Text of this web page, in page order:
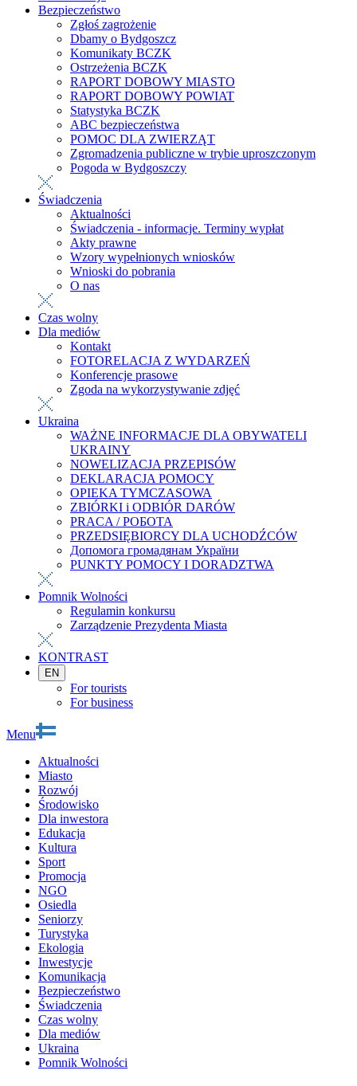
Bezpieczeństwo
Zgłoś zagrożenie
Dbamy o Bydgoszcz
Komunikaty BCZK
Ostrzeżenia BCZK
RAPORT DOBOWY MIASTO
RAPORT DOBOWY POWIAT
Statystyka BCZK
ABC bezpieczeństwa
POMOC DLA ZWIERZĄT
Zgromadzenia publiczne w trybie uproszczonym
Pogoda w Bydgoszczy
Świadczenia
Aktualności
Świadczenia - informacje. Terminy wypłat
Akty prawne
Wzory wypełnionych wniosków
Wnioski do pobrania
O nas
Czas wolny
Dla mediów
Kontakt
FOTORELACJA Z WYDARZEŃ
Konferencje prasowe
Zgoda na wykorzystywanie zdjęć
Ukraina
WAŻNE INFORMACJE DLA OBYWATELI
UKRAINY
NOWELIZACJA PRZEPISÓW
DEKLARACJA POMOCY
OPIEKA TYMCZASOWA
ZBIÓRKI i ODBIÓR DARÓW
PRACA / РОБОТА
PRZEDSIĘBIORCY DLA UCHODŹCÓW
Допомога громадянам України
PUNKTY POMOCY I DORADZTWA
Pomnik Wolności
Regulamin konkursu
Zarządzenie Prezydenta Miasta
KONTRAST
EN
For tourists
For business
Menu
Aktualności
Miasto
Rozwój
Środowisko
Dla inwestora
Edukacja
Kultura
Sport
Promocja
NGO
Osiedla
Seniorzy
Turystyka
Ekologia
Inwestycje
Komunikacja
Bezpieczeństwo
Świadczenia
Czas wolny
Dla mediów
Ukraina
Pomnik Wolności